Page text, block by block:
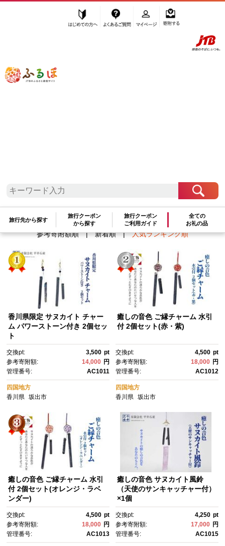
ふるぽ JTBのふるさと納税サイト
旅行先から探す
旅行クーポン
から探す
旅行クーポン
ご利用ガイド
全ての
お礼の品
検索結果一覧 1～9件 / 全9件
参考寄附額順|新着順|人気ランキング順
香川県限定 サヌカイト チャー
ム パワーストーン付き 2個セッ
ト
交換pt: 3,500 pt
参考寄附額:
14,000 円
管理番号:
AC1011
四国地方
香川県
坂出市
癒しの音色 ご縁チャーム 水引
付 2個セット(赤・紫)
交換pt: 4,500 pt
参考寄附額:
18,000 円
管理番号:
AC1012
四国地方
香川県 坂出市
癒しの音色 ご縁チャーム 水引
付 2個セット(オレンジ・ラベ
ンダー)
交換pt: 4,500 pt
参考寄附額:
18,000 円
管理番号:
AC1013
癒しの音色 サヌカイト風鈴
（天使のサンキャッチャー付）
×1個
交換pt: 4,250 pt
参考寄附額:
17,000 円
管理番号:
AC1015